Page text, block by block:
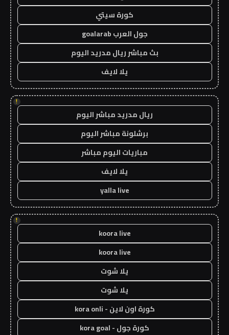
كورة سيتي
جول العرب goalarab
بث مباشر ريال مدريد اليوم
يلا لايف
!
ريال مدريد مباشر اليوم
برشلونة مباشر اليوم
مباريات اليوم مباشر
يلا لايف
yalla live
!
koora live
koora live
يلا شوت
يلا شوت
كورة اون لاين - kora onli
كورة جول - kora goal